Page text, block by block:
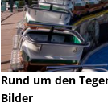
Rund um den
Bilder